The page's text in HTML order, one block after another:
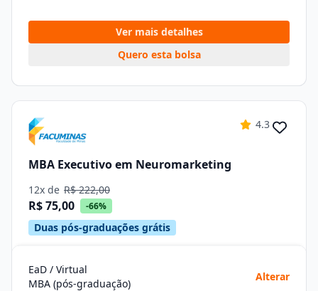
Ver mais detalhes
Quero esta bolsa
4.3
MBA Executivo em Neuromarketing
12x de R$ 222,00
R$ 75,00 -66%
Duas pós-graduações grátis
EaD / Virtual
MBA (pós-graduação)
Alterar